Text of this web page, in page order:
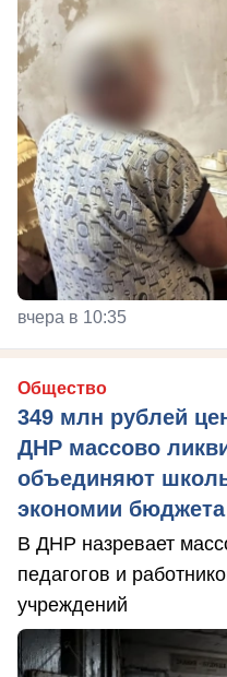
вчера в 10:35
Общество
349 млн рублей
ДНР массово
объединяют
экономии бюджета
В ДНР назревает
педагогов и
учреждений